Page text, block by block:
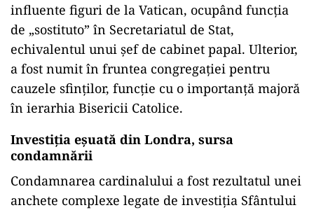
influente figuri de la Vatican, ocupând funcția
de „sostituto” în Secretariatul de Stat,
echivalentul unui șef de cabinet papal. Ulterior,
a fost numit în fruntea congregației pentru
cauzele sfinților, funcție cu o importanță majoră
în ierarhia Bisericii Catolice.
Investiția eșuată din Londra, sursa
condamnării
Condamnarea cardinalului a fost rezultatul unei
anchete complexe legate de investiția Sfântului